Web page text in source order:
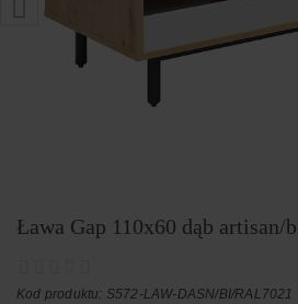
Ława Gap 110x60 dąb artisan/
Kod produktu: S572-LAW-DASN/BI/RAL7021